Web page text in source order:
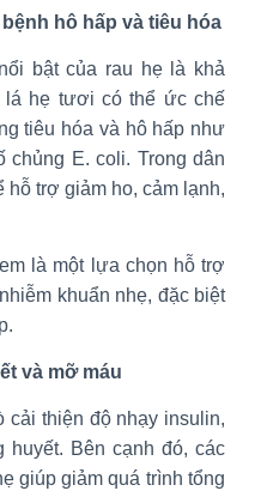
hô hấp và tiêu hóa
bật của rau hẹ là khả
lá hẹ tươi có thể ức chế
tiêu hóa và hô hấp như
chủng E. coli. Trong dân
trợ giảm ho, cảm lạnh,
là một lựa chọn hỗ trợ
khuẩn nhẹ, đặc biệt
và mỡ máu
cải thiện độ nhạy insulin,
Bên cạnh đó, các
giúp giảm quá trình tổng